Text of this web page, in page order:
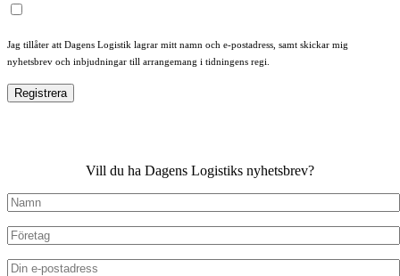
Jag tillåter att Dagens Logistik lagrar mitt namn och e-postadress, samt skickar mig
nyhetsbrev och inbjudningar till arrangemang i tidningens regi.
Vill du ha Dagens Logistiks nyhetsbrev?